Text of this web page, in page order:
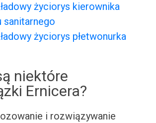
życiorys kierownika
sanitarnego
życiorys płetwonurka
niektóre
Ernicera?
i rozwiązywanie